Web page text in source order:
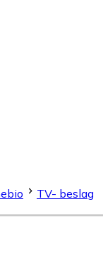
TV- beslag